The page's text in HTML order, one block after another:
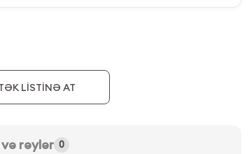
LİSTİNƏ AT
rəylər 0